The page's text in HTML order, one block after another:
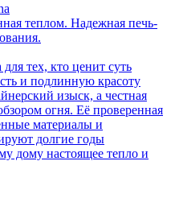
теплом. Надежная печь-
тех, кто ценит суть
и подлинную красоту
изыск, а честная
огня. Её проверенная
материалы и
долгие годы
дому настоящее тепло и